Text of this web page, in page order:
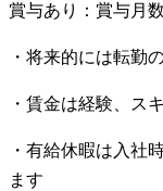
賞与あり：賞与月
・将来的には転勤
・賃金は経験、ス
・有給休暇は入社
ます